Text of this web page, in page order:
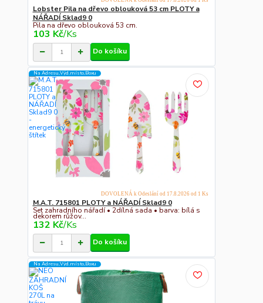
Lobster Pila na dřevo oblouková 53 cm PLOTY a
NÁŘADÍ Sklad9 0
Pila na dřevo oblouková 53 cm.
103 Kč/Ks
Do košíku
Na Adresu,Výd.místo,Boxu
M.A.T. 715801 PLOTY a NÁŘADÍ Sklad9 0
Set zahradního nářadí • 2dílná sada • barva: bílá s
dekorem růžov...
132 Kč/Ks
DOVOLENÁ k Odeslání od 17.8.2026 od 1 Ks
Do košíku
Na Adresu,Výd.místo,Boxu